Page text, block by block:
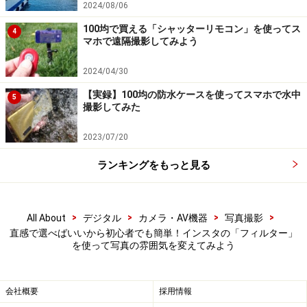
次に「Aden」を適用した画像です。「Nashville」と比較
すると赤味がやや強く表現され、異なる印象に仕上がっ
ています。
「Aden」を適用した写真
そして「Lo-Fi」を適用した写真。こちらはコントラスト
3つを並べてみるとこんな感じです。
左から、Nashville、Aden、Lo-Fi。
2024/08/06
4
100均で買える「シャッターリモコン」を使ってス
マホで遠隔撮影してみよう
2024/04/30
5
【実録】100均の防水ケースを使ってスマホで水中
撮影してみた
2023/07/20
ランキングをもっと見る
All About > デジタル > カメラ・AV機器 > 写真撮影
>
直感で選べばいいから初心者でも簡単！インスタの「フィルター」
を使って写真の雰囲気を変えてみよう
会社概要 採用情報